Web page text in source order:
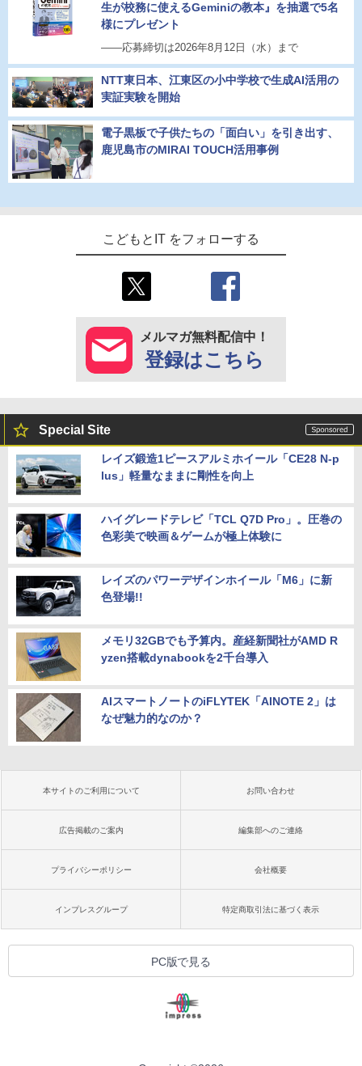
生が校務に使えるGeminiの教本』を抽選で5名
様にプレゼント
――応募締切は2026年8月12日（水）まで
NTT東日本、江東区の小中学校で生成AI活用の
実証実験を開始
電子黒板で子供たちの「面白い」を引き出す、
鹿児島市のMIRAI TOUCH活用事例
こどもとIT をフォローする
メルマガ無料配信中！
登録はこちら
Special Site
レイズ鍛造1ピースアルミホイール「CE28 N-p
lus」軽量なままに剛性を向上
ハイグレードテレビ「TCL Q7D Pro」。圧巻の
色彩美で映画＆ゲームが極上体験に
レイズのパワーデザインホイール「M6」に新
色登場!!
メモリ32GBでも予算内。産経新聞社がAMD R
yzen搭載dynabookを2千台導入
AIスマートノートのiFLYTEK「AINOTE 2」は
なぜ魅力的なのか？
本サイトのご利用について お問い合わせ
広告掲載のご案内 編集部へのご連絡
プライバシーポリシー 会社概要
インプレスグループ 特定商取引法に基づく表示
PC版で見る